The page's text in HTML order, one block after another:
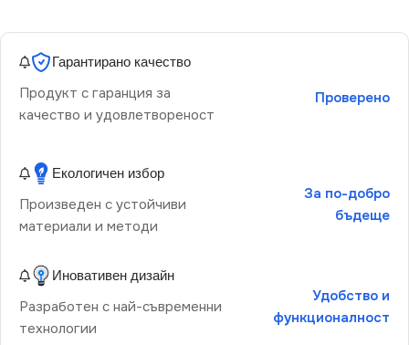
Гарантирано качество
Продукт с гаранция за
качество и удовлетвореност
Проверено
Екологичен избор
Произведен с устойчиви
материали и методи
За по-добро
бъдеще
Иновативен дизайн
Разработен с най-съвременни
технологии
Удобство и
функционалност